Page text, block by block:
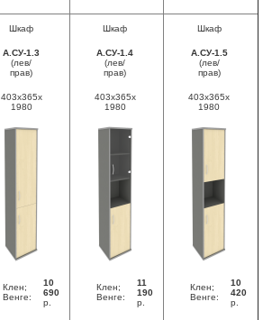
Шкаф
А.СУ-1.3
(лев/
прав)
403x365x
1980
Клен;
Венге:
10
690
р.
Шкаф
А.СУ-1.4
(лев/
прав)
403x365x
1980
Клен;
Венге:
11
190
р.
Шкаф
А.СУ-1.5
(лев/
прав)
403x365x
1980
Клен;
Венге:
10
420
р.